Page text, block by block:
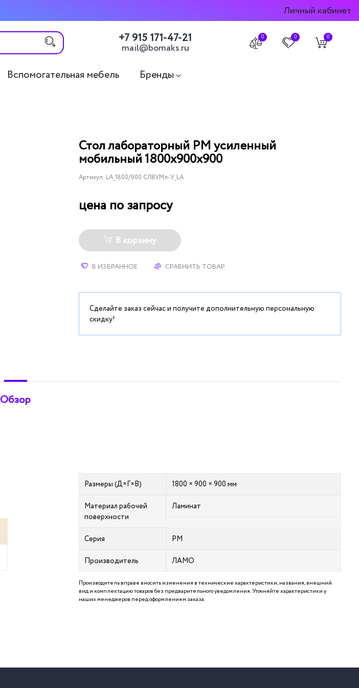
Личный кабинет
+7 915 171-47-21
mail@bomaks.ru
0 0 0
Вспомогательная мебель Бренды
Стол лабораторный РМ усиленный
мобильный 1800х900х900
Артикул: LA_1800/900 СЛВУМл-У_LA
цена по запросу
В корзину
В ИЗБРАННОЕ СРАВНИТЬ ТОВАР
Сделайте заказ сейчас и получите дополнительную персональную
скидку!
Обзор
Размеры (Д×Г×В) 1800 × 900 × 900 мм
Материал рабочей
поверхности
Ламинат
Серия РМ
Производитель ЛАМО
Производитель вправе вносить изменения в технические характеристики, названия, внешний
вид и комплектацию товаров без предварительного уведомления. Уточняйте характеристики у
наших менеджеров перед оформлением заказа.